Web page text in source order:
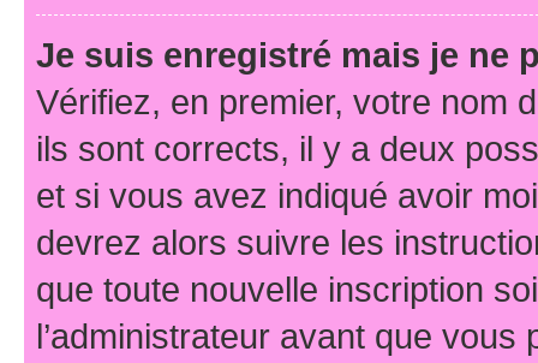
Je suis enregistré mais je ne
Vérifiez, en premier, votre nom
ils sont corrects, il y a deux
et si vous avez indiqué avoir
devrez alors suivre les
que toute nouvelle inscription
l’administrateur avant que